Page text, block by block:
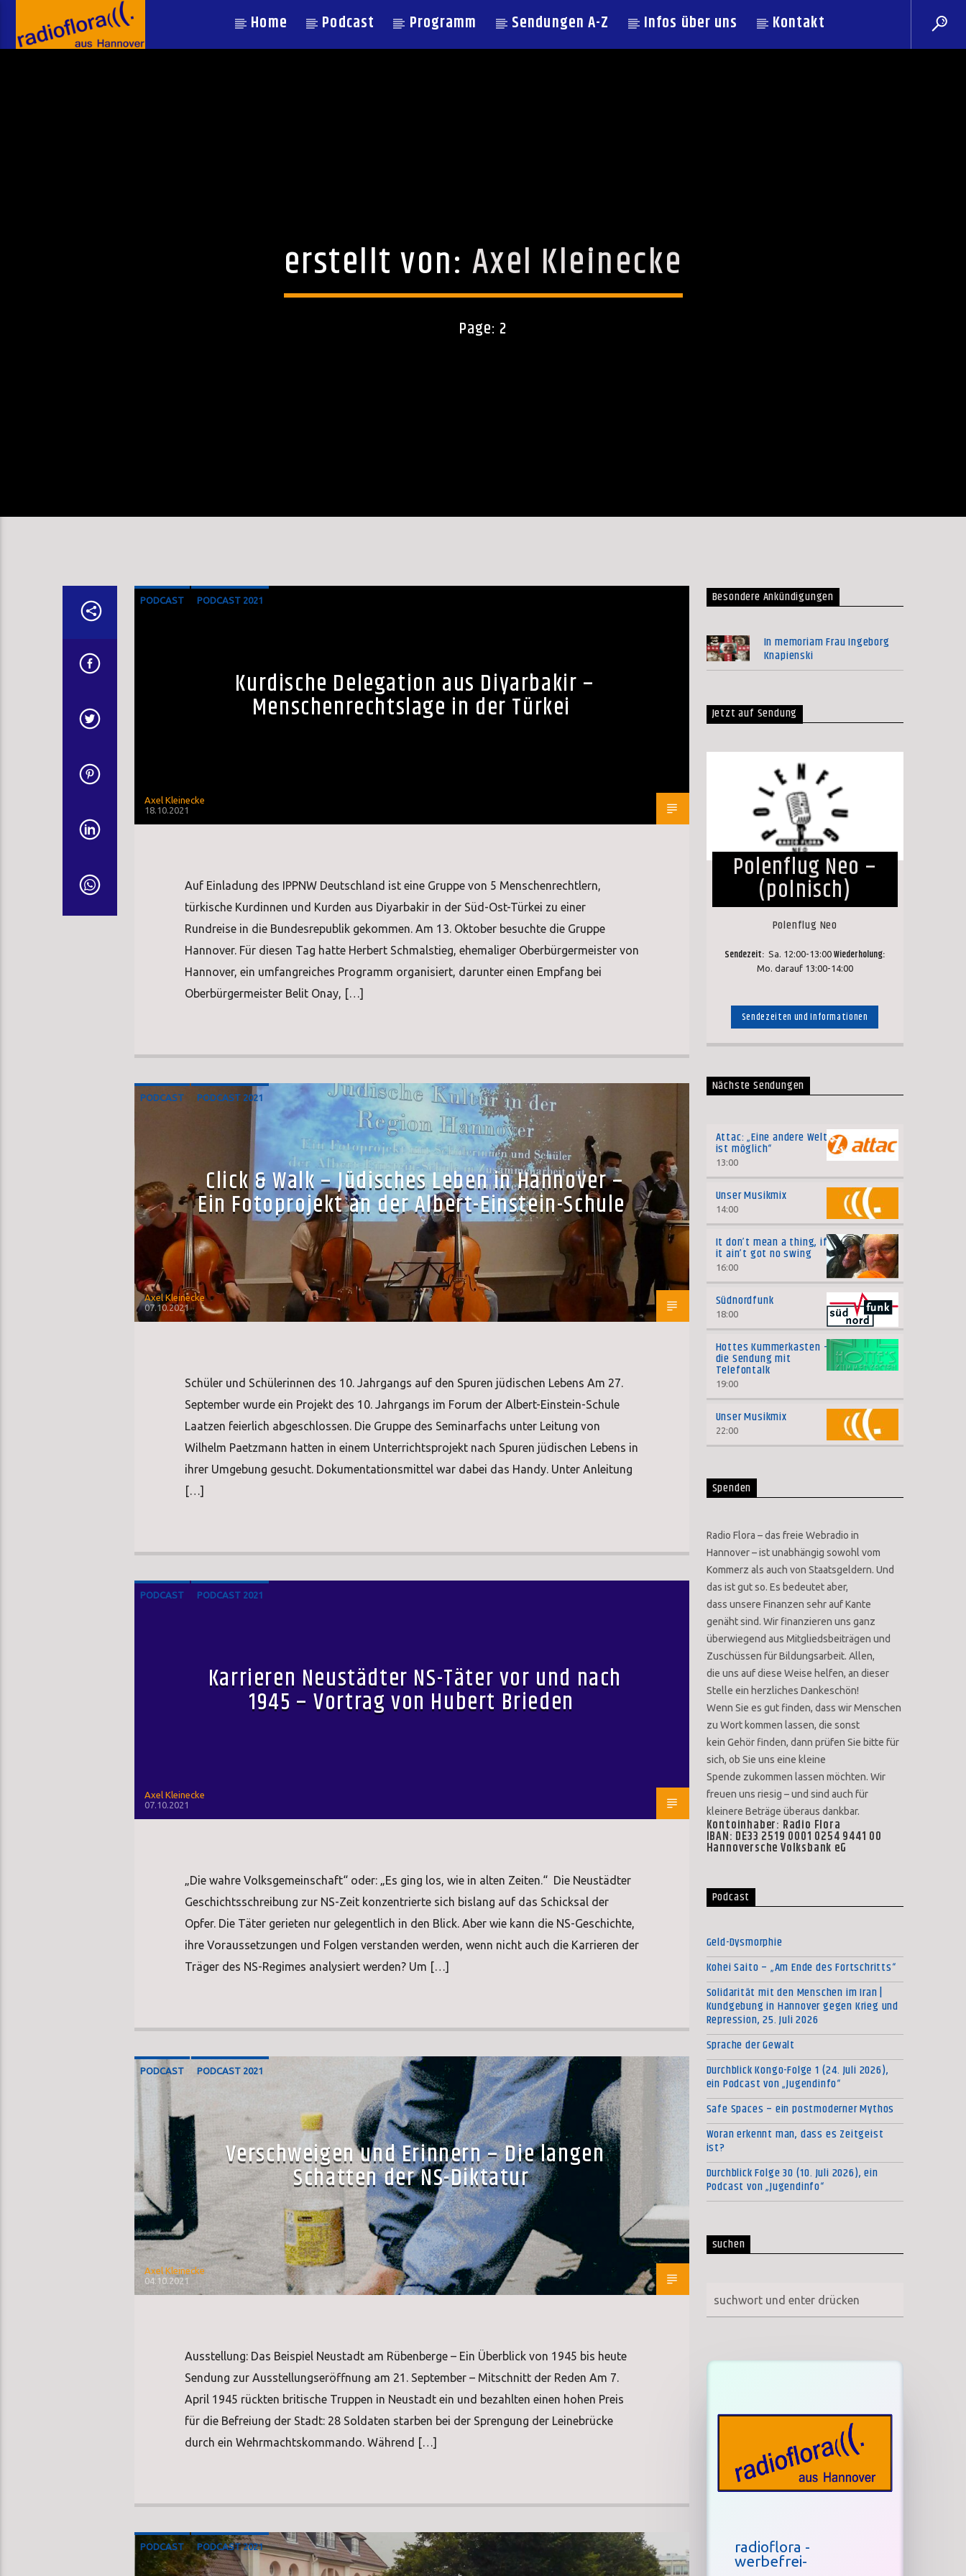
Home Podcast Programm Sendungen A-Z Infos über uns Kontakt
erstellt von: Axel Kleinecke
Page: 2
PODCAST PODCAST 2021
Kurdische Delegation aus Diyarbakir –
Menschenrechtslage in der Türkei
Axel Kleinecke
18.10.2021
Auf Einladung des IPPNW Deutschland ist eine Gruppe von 5 Menschenrechtlern,
türkische Kurdinnen und Kurden aus Diyarbakir in der Süd-Ost-Türkei zu einer
Rundreise in die Bundesrepublik gekommen. Am 13. Oktober besuchte die Gruppe
Hannover. Für diesen Tag hatte Herbert Schmalstieg, ehemaliger Oberbürgermeister von
Hannover, ein umfangreiches Programm organisiert, darunter einen Empfang bei
Oberbürgermeister Belit Onay, […]
PODCAST PODCAST 2021
Click & Walk – Jüdisches Leben in Hannover –
Ein Fotoprojekt an der Albert-Einstein-Schule
Axel Kleinecke
07.10.2021
Schüler und Schülerinnen des 10. Jahrgangs auf den Spuren jüdischen Lebens Am 27.
September wurde ein Projekt des 10. Jahrgangs im Forum der Albert-Einstein-Schule
Laatzen feierlich abgeschlossen. Die Gruppe des Seminarfachs unter Leitung von
Wilhelm Paetzmann hatten in einem Unterrichtsprojekt nach Spuren jüdischen Lebens in
ihrer Umgebung gesucht. Dokumentationsmittel war dabei das Handy. Unter Anleitung
[…]
PODCAST PODCAST 2021
Karrieren Neustädter NS-Täter vor und nach
1945 – Vortrag von Hubert Brieden
Axel Kleinecke
07.10.2021
„Die wahre Volksgemeinschaft“ oder: „Es ging los, wie in alten Zeiten.“ Die Neustädter
Geschichtsschreibung zur NS-Zeit konzentrierte sich bislang auf das Schicksal der
Opfer. Die Täter gerieten nur gelegentlich in den Blick. Aber wie kann die NS-Geschichte,
ihre Voraussetzungen und Folgen verstanden werden, wenn nicht auch die Karrieren der
Träger des NS-Regimes analysiert werden? Um […]
PODCAST PODCAST 2021
Verschweigen und Erinnern – Die langen
Schatten der NS-Diktatur
Axel Kleinecke
04.10.2021
Ausstellung: Das Beispiel Neustadt am Rübenberge – Ein Überblick von 1945 bis heute
Sendung zur Ausstellungseröffnung am 21. September – Mitschnitt der Reden Am 7.
April 1945 rückten britische Truppen in Neustadt ein und bezahlten einen hohen Preis
für die Befreiung der Stadt: 28 Soldaten starben bei der Sprengung der Leinebrücke
durch ein Wehrmachtskommando. Während […]
PODCAST PODCAST 2021
Besondere Ankündigungen
In memoriam Frau Ingeborg
Knapienski
Jetzt auf Sendung
Polenflug Neo –
(polnisch)
Polenflug Neo
Sendezeit: Sa. 12:00-13:00Wiederholung:
Mo. darauf 13:00-14:00
Sendezeiten und Informationen
Nächste Sendungen
Attac: „Eine andere Welt
ist möglich“
13:00
Unser Musikmix
14:00
It don’t mean a thing, if
it ain’t got no swing
16:00
Südnordfunk
18:00
Hottes Kummerkasten –
die Sendung mit
Telefontalk
19:00
Unser Musikmix
22:00
Spenden
Radio Flora – das freie Webradio in
Hannover – ist unabhängig sowohl vom
Kommerz als auch von Staatsgeldern. Und
das ist gut so. Es bedeutet aber,
dass unsere Finanzen sehr auf Kante
genäht sind. Wir finanzieren uns ganz
überwiegend aus Mitgliedsbeiträgen und
Zuschüssen für Bildungsarbeit. Allen,
die uns auf diese Weise helfen, an dieser
Stelle ein herzliches Dankeschön!
Wenn Sie es gut finden, dass wir Menschen
zu Wort kommen lassen, die sonst
kein Gehör finden, dann prüfen Sie bitte für
sich, ob Sie uns eine kleine
Spende zukommen lassen möchten. Wir
freuen uns riesig – und sind auch für
kleinere Beträge überaus dankbar.
Kontoinhaber: Radio Flora
IBAN: DE33 2519 0001 0254 9441 00
Hannoversche Volksbank eG
Podcast
Geld-Dysmorphie
Kohei Saito – „Am Ende des Fortschritts“
Solidarität mit den Menschen im Iran |
Kundgebung in Hannover gegen Krieg und
Repression, 25. Juli 2026
Sprache der Gewalt
Durchblick Kongo-Folge 1 (24. Juli 2026),
ein Podcast von „Jugendinfo“
Safe Spaces – ein postmoderner Mythos
Woran erkennt man, dass es Zeitgeist
ist?
Durchblick Folge 30 (10. Juli 2026), ein
Podcast von „Jugendinfo“
suchen
radioflora -
werbefrei-